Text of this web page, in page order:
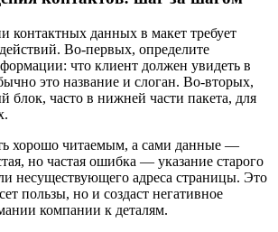
контактных данных в макет требует
Во-первых, определите
что клиент должен увидеть в
это название и слоган. Во-вторых,
блок, часто в нижней части пакета, для
хорошо читаемым, а сами данные —
но частая ошибка — указание старого
несуществующего адреса страницы. Это
пользы, но и создаст негативное
компании к деталям.